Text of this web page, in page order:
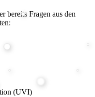
bereits Fragen aus den
(UVI)